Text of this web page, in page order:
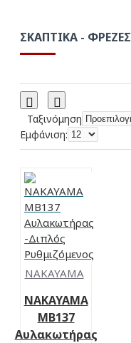
ΣΚΑΠΤΙΚΆ - ΦΡΈΖΕΣ
Ταξινόμηση
Εμφάνιση:
NAKAYAMA
NAKAYAMA
MB137
Αυλακωτήρας